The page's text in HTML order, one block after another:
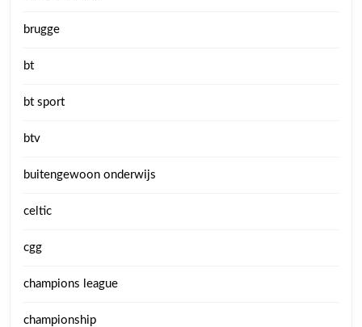
brugge
bt
bt sport
btv
buitengewoon onderwijs
celtic
cgg
champions league
championship